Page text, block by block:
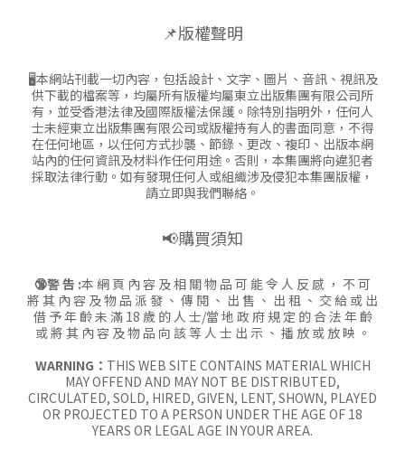
📌版權聲明
🖥本網站刊載一切內容，包括設計、文字、圖片、音訊、視訊及
供下載的檔案等，均屬所有版權均屬東立出版集團有限公司所
有，並受香港法律及國際版權法保護。除特別指明外，任何人
士未經東立出版集團有限公司或版權持有人的書面同意，不得
在任何地區，以任何方式抄襲、節錄、更改、複印、出版本網
站內的任何資訊及材料作任何用途。否則，本集團將向違犯者
採取法律行動。如有發現任何人或組織涉及侵犯本集團版權，
請立即與我們聯絡。
📢購買須知
🔞警 告 :本 網 頁 內 容 及 相 關 物 品 可 能 令 人 反 感 ， 不 可
將 其 內 容 及 物 品 派 發 、 傳 閱 、 出 售 、 出 租 、 交 給 或 出
借 予 年 齡 未 滿 18 歲 的 人 士/當 地 政 府 規 定 的 合 法 年 齡
或 將 其 內 容 及 物 品 向 該 等 人 士 出 示 、 播 放 或 放 映 。
WARNING： THIS WEB SITE CONTAINS MATERIAL WHICH
MAY OFFEND AND MAY NOT BE DISTRIBUTED,
CIRCULATED, SOLD, HIRED, GIVEN, LENT, SHOWN, PLAYED
OR PROJECTED TO A PERSON UNDER THE AGE OF 18
YEARS OR LEGAL AGE IN YOUR AREA.